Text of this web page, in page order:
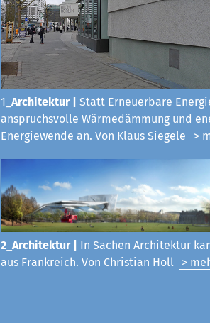
1_ Architektur|
Statt Erneuerbare
anspruchsvolle Wärmedämmung und
Energiewende an. Von Klaus Siegele >
2_Architektur |
In Sachen Architektur
aus Frankreich. Von Christian Holl
>